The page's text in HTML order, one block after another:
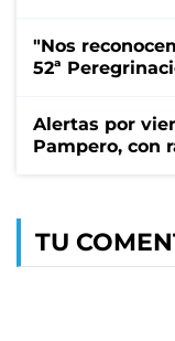
"Nos
52ª
Alertas por
Pampero, con
TU